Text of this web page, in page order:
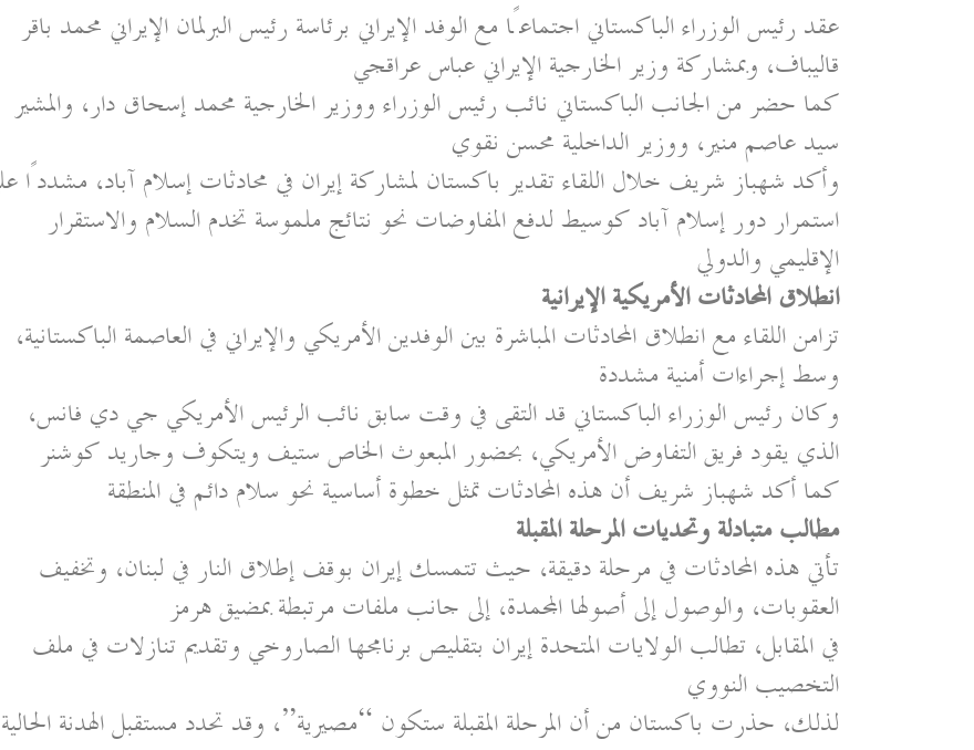
عقد رئيس الوزراء الباكستاني اجتماعًا مع الوفد الإيراني برئاسة رئيس البرلمان الإيراني محمد باقر
قاليباف، وبمشاركة وزير الخارجية الإيراني عباس عراقجي
كما حضر من الجانب الباكستاني نائب رئيس الوزراء ووزير الخارجية محمد إسحاق دار، والمشير
سيد عاصم منير، ووزير الداخلية محسن نقوي
وأكد شهباز شريف خلال اللقاء تقدير باكستان لمشاركة إيران في محادثات إسلام آباد، مشددًا
استمرار دور إسلام آباد كوسيط لدفع المفاوضات نحو نتائج ملموسة تخدم السلام والاستقرار
الإقليمي والدولي
انطلاق المحادثات الأمريكية الإيرانية
تزامن اللقاء مع انطلاق المحادثات المباشرة بين الوفدين الأمريكي والإيراني في العاصمة الباكستانية،
وسط إجراءات أمنية مشددة
وكان رئيس الوزراء الباكستاني قد التقى في وقت سابق نائب الرئيس الأمريكي جي دي فانس،
الذي يقود فريق التفاوض الأمريكي، بحضور المبعوث الخاص ستيف ويتكوف وجاريد كوشنر
كما أكد شهباز شريف أن هذه المحادثات تمثل خطوة أساسية نحو سلام دائم في المنطقة
مطالب متبادلة وتحديات المرحلة المقبلة
تأتي هذه المحادثات في مرحلة دقيقة، حيث تتمسك إيران بوقف إطلاق النار في لبنان، وتخفيف
العقوبات، والوصول إلى أصولها المجمدة، إلى جانب ملفات مرتبطة بمضيق هرمز
في المقابل، تطالب الولايات المتحدة إيران بتقليص برنامجها الصاروخي وتقديم تنازلات في ملف
التخصيب النووي
لذلك، حذرت باكستان من أن المرحلة المقبلة ستكون “مصيرية”، وقد تحدد مستقبل الهدنة الحالية